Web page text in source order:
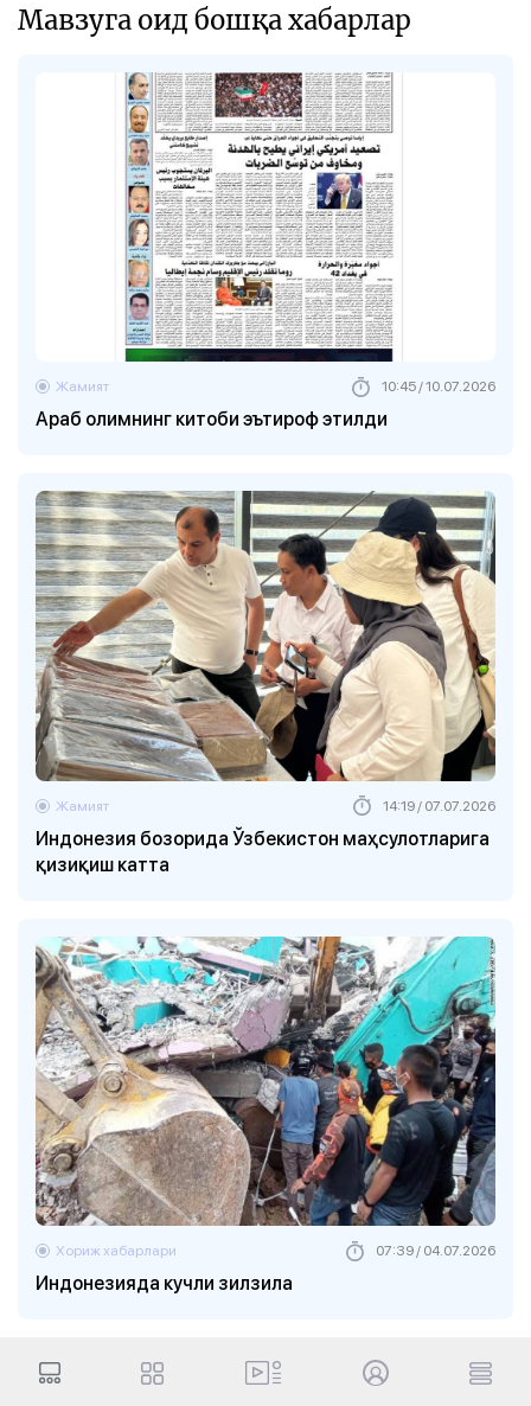
Мавзуга оид бошқа хабарлар
Араб олимнинг китоби эътироф этилди
Жамият 10:45 / 10.07.2026
Индонезия бозорида Ўзбекистон маҳсулотларига
қизиқиш катта
Жамият 14:19 / 07.07.2026
Индонезияда кучли зилзила
Хориж хабарлари 07:39 / 04.07.2026